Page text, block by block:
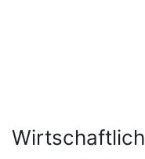
Wirtschaftlich